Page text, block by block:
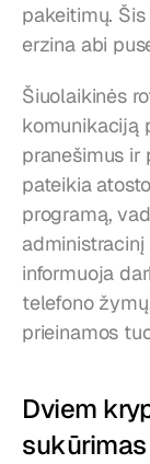
pakeitimų.
erzina abi
Šiuolaikinės
komunikaciją
pranešimus ir
pateikia
programą,
informuoja
telefono
prieinamos
Dviem
sukūrimas